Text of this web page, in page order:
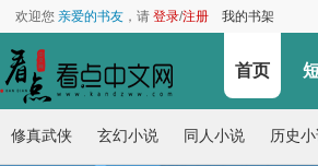
欢迎您 亲爱的书友 ，请 登录/注册 我的书架
首页
修真武侠 玄幻小说 同人小说 历史